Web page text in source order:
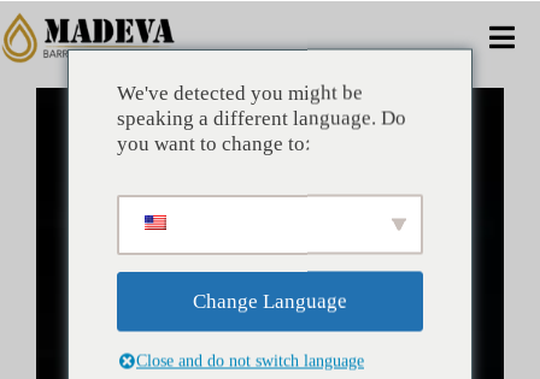
Μετάβαση
στο
περιεχόμενο
ΕΜΠΟΡΙΚΌΣ
ΕΤΑΙΡΊΑ
μεγαλύτερης
We've detected you might be
speaking a different language. Do
you want to change to:
Change Language
Close and do not switch language